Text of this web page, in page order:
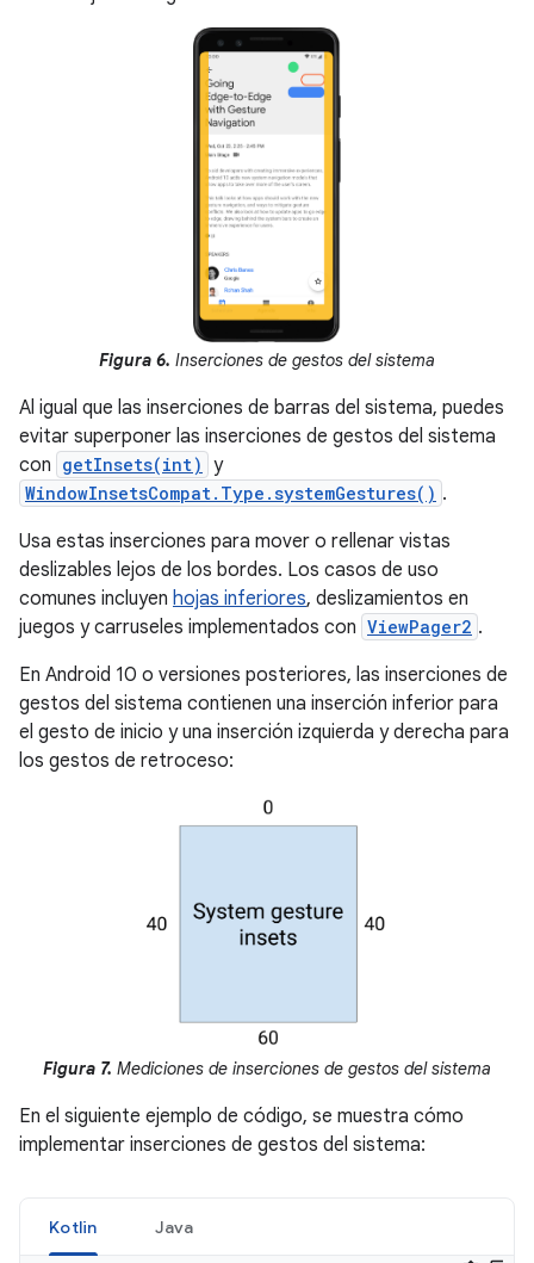
Figura 6. Inserciones de gestos del sistema
Al igual que las inserciones de barras del sistema, puedes
evitar superponer las inserciones de gestos del sistema
con getInsets(int) y
WindowInsetsCompat.Type.systemGestures() .
Usa estas inserciones para mover o rellenar vistas
deslizables lejos de los bordes. Los casos de uso
comunes incluyen hojas inferiores, deslizamientos en
juegos y carruseles implementados con ViewPager2 .
En Android 10 o versiones posteriores, las inserciones de
gestos del sistema contienen una inserción inferior para
el gesto de inicio y una inserción izquierda y derecha para
los gestos de retroceso:
Figura 7. Mediciones de inserciones de gestos del sistema
En el siguiente ejemplo de código, se muestra cómo
implementar inserciones de gestos del sistema:
Kotlin Java